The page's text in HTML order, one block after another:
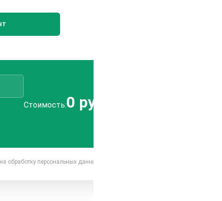
Стоимость:0 руб.
обработку персональных данных